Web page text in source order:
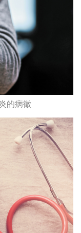
的病徵